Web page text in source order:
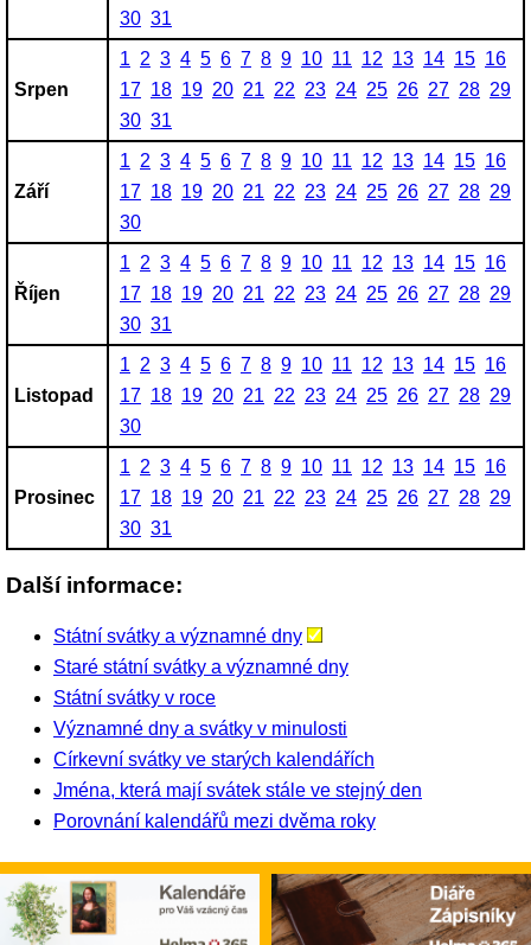
30 31
Srpen
1 2 3 4 5 6 7 8 9 10 11 12 13 14 15 16
17 18 19 20 21 22 23 24 25 26 27 28 29
30 31
Září
1 2 3 4 5 6 7 8 9 10 11 12 13 14 15 16
17 18 19 20 21 22 23 24 25 26 27 28 29
30
Říjen
1 2 3 4 5 6 7 8 9 10 11 12 13 14 15 16
17 18 19 20 21 22 23 24 25 26 27 28 29
30 31
Listopad
1 2 3 4 5 6 7 8 9 10 11 12 13 14 15 16
17 18 19 20 21 22 23 24 25 26 27 28 29
30
Prosinec
1 2 3 4 5 6 7 8 9 10 11 12 13 14 15 16
17 18 19 20 21 22 23 24 25 26 27 28 29
30 31
Další informace:
Státní svátky a významné dny
Staré státní svátky a významné dny
Státní svátky v roce
Významné dny a svátky v minulosti
Církevní svátky ve starých kalendářích
Jména, která mají svátek stále ve stejný den
Porovnání kalendářů mezi dvěma roky